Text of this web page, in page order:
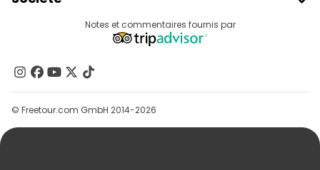
Connexion Du Fournisseur
Programme D’affiliation
Contactez-Nous
Groupes
Aide
Notes et commentaires fournis par
© Freetour.com GmbH 2014-2026